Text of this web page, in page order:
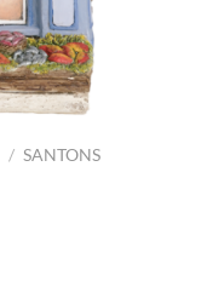
/ SANTONS